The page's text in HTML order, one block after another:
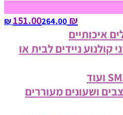
₪ 151.00
264.00‏ ₪
איכותיים
קולנוע ניידים לבית או
ושעונים מעוררים